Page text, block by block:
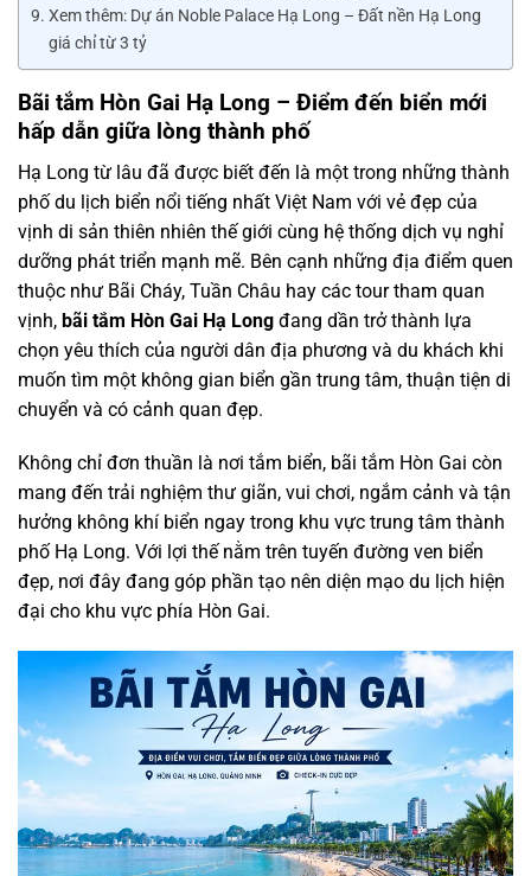
Xem thêm: Dự án Noble Palace Hạ Long – Đất nền Hạ Long
giá chỉ từ 3 tỷ
Bãi tắm Hòn Gai Hạ Long – Điểm đến biển mới
hấp dẫn giữa lòng thành phố
Hạ Long từ lâu đã được biết đến là một trong những thành
phố du lịch biển nổi tiếng nhất Việt Nam với vẻ đẹp của
vịnh di sản thiên nhiên thế giới cùng hệ thống dịch vụ nghỉ
dưỡng phát triển mạnh mẽ. Bên cạnh những địa điểm quen
thuộc như Bãi Cháy, Tuần Châu hay các tour tham quan
vịnh, bãi tắm Hòn Gai Hạ Long đang dần trở thành lựa
chọn yêu thích của người dân địa phương và du khách khi
muốn tìm một không gian biển gần trung tâm, thuận tiện di
chuyển và có cảnh quan đẹp.
Không chỉ đơn thuần là nơi tắm biển, bãi tắm Hòn Gai còn
mang đến trải nghiệm thư giãn, vui chơi, ngắm cảnh và tận
hưởng không khí biển ngay trong khu vực trung tâm thành
phố Hạ Long. Với lợi thế nằm trên tuyến đường ven biển
đẹp, nơi đây đang góp phần tạo nên diện mạo du lịch hiện
đại cho khu vực phía Hòn Gai.